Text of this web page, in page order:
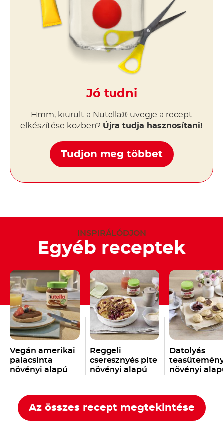
Jó tudni
Hmm, kiürült a Nutella® üvegje a recept
elkészítése közben? Újra tudja hasznosítani!
Tudjon meg többet
INSPIRÁLÓDJON
Egyéb receptek
Vegán amerikai
palacsinta
növényi alapú
Reggeli
cseresznyés pite
növényi alapú
Datolyás
növényi
Az összes recept megtekintése